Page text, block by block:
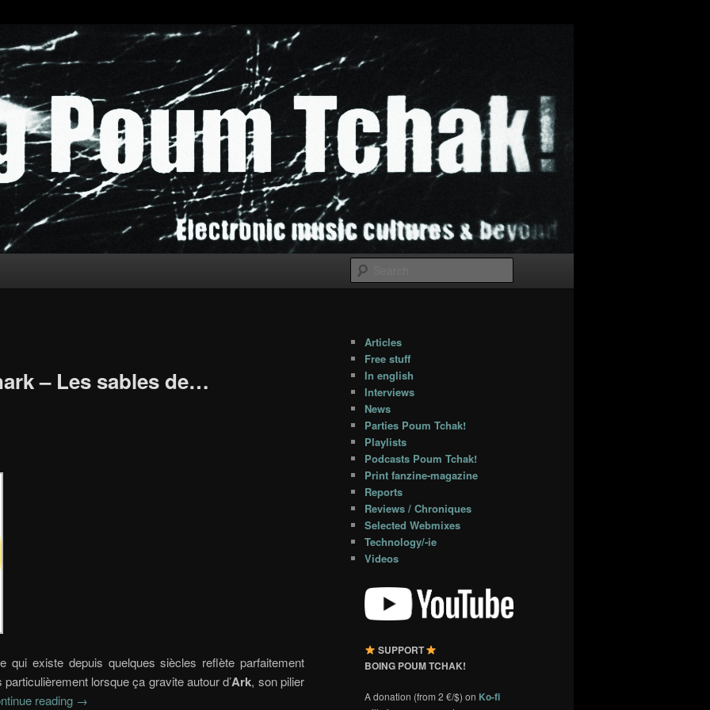
– Les sables de…
qui existe depuis quelques siècles reflète parfaitement
lorsque ça gravite autour d’Ark, son pilier
reading →
Articles
Free stuff
In english
Interviews
News
Parties Poum Tchak!
Playlists
Podcasts Poum Tchak!
Print fanzine-magazine
Reports
Reviews / Chroniques
Selected Webmixes
Technology/-ie
Videos
SUPPORT
BOING POUM TCHAK!
A donation (from 2 €/$) on Ko-fi